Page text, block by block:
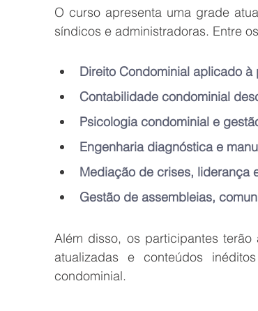
O curso apresenta uma grade
síndicos e administradoras. Entre
Direito Condominial aplicado
Contabilidade condominial
Psicologia condominial e
Engenharia diagnóstica e
Mediação de crises, liderança
Gestão de assembleias,
Além disso, os participantes
atualizadas e conteúdos
condominial.